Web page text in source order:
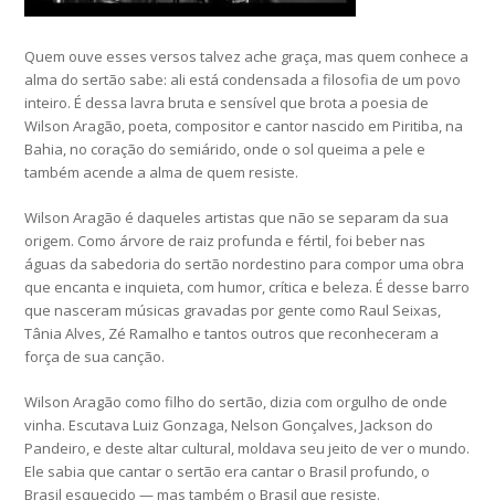
Quem ouve esses versos talvez ache graça, mas quem conhece a
alma do sertão sabe: ali está condensada a filosofia de um povo
inteiro. É dessa lavra bruta e sensível que brota a poesia de
Wilson Aragão, poeta, compositor e cantor nascido em Piritiba, na
Bahia, no coração do semiárido, onde o sol queima a pele e
também acende a alma de quem resiste.
Wilson Aragão é daqueles artistas que não se separam da sua
origem. Como árvore de raiz profunda e fértil, foi beber nas
águas da sabedoria do sertão nordestino para compor uma obra
que encanta e inquieta, com humor, crítica e beleza. É desse barro
que nasceram músicas gravadas por gente como Raul Seixas,
Tânia Alves, Zé Ramalho e tantos outros que reconheceram a
força de sua canção.
Wilson Aragão como filho do sertão, dizia com orgulho de onde
vinha. Escutava Luiz Gonzaga, Nelson Gonçalves, Jackson do
Pandeiro, e deste altar cultural, moldava seu jeito de ver o mundo.
Ele sabia que cantar o sertão era cantar o Brasil profundo, o
Brasil esquecido — mas também o Brasil que resiste.